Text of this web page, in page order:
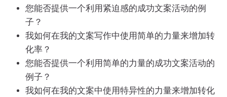
您能否提供一个利用紧迫感的成功文案活动的例
子？
我如何在我的文案写作中使用简单的力量来增加转
化率？
您能否提供一个利用简单的力量的成功文案活动的
例子？
我如何在我的文案中使用特异性的力量来增加转化